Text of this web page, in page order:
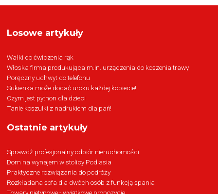
Losowe artykuły
Wałki do ćwiczenia rąk
Włoska firma produkująca m.in. urządzenia do koszenia trawy
Poręczny uchwyt do telefonu
Sukienka może dodać uroku każdej kobiecie!
Czym jest python dla dzieci
Tanie koszulki z nadrukiem dla pań!
Ostatnie artykuły
Sprawdź profesjonalny odbiór nieruchomości
Dom na wynajem w stolicy Podlasia
Praktyczne rozwiązania do podróży
Rozkładana sofa dla dwóch osób z funkcją spania